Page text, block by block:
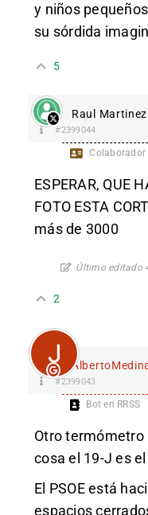
y niños
su sórdida
5
Raul Martinez
#2399044
Colaborador
ESPERAR, QUE
FOTO ESTA
más de 3000
Último editado
2
#2399043
Bot en RRSS
Otro termómetro
cosa el 19-J es
El PSOE está
espacios